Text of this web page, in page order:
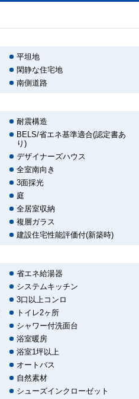
平坦地
閑静な住宅地
南側道路
耐震構造
BELS/省エネ基準適合(認定書あ
り)
デザイナーズハウス
全室南向き
3面採光
庭
全居室収納
複層ガラス
建設住宅性能評価付(新築時)
省エネ給湯器
システムキッチン
3口以上コンロ
トイレ2ヶ所
シャワー付洗面台
浴室暖房
浴室1坪以上
オートバス
自然素材
シューズインクローゼット